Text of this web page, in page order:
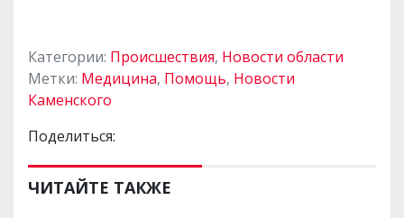
Категории: Происшествия, Новости области
Метки: Медицина, Помощь, Новости
Каменского
Поделиться:
ЧИТАЙТЕ ТАКЖЕ